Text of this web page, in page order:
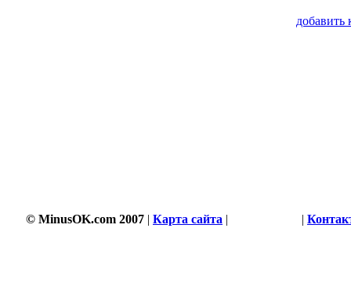
добавить
© MinusOK.com 2007 | Карта сайта | |